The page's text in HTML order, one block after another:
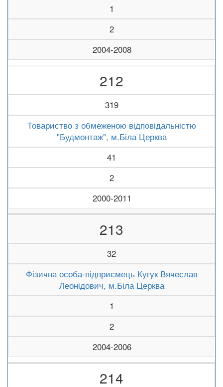
1
2
2004-2008
212
319
Товариство з обмеженою відповідальністю
"Будмонтаж", м.Біла Церква
41
2
2000-2011
213
32
Фізична особа-підприємець Кугук Вячеслав
Леонідович, м.Біла Церква
1
2
2004-2006
214